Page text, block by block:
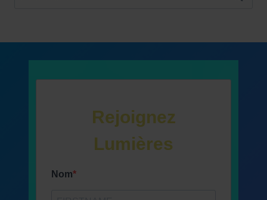
Rejoignez
Lumières
Nom